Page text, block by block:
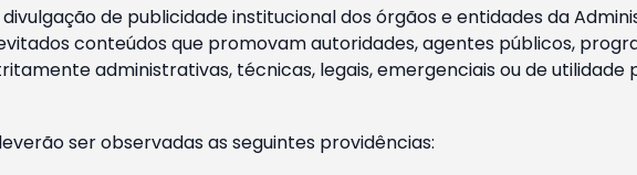
de publicidade institucional dos órgãos e entidades da
conteúdos que promovam autoridades, agentes públicos,
administrativas, técnicas, legais, emergenciais ou de
ser observadas as seguintes providências: